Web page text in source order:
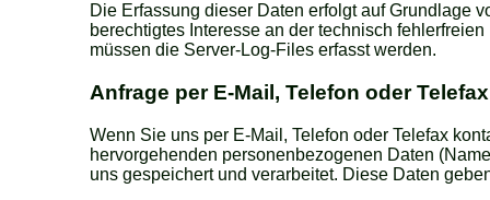
Die Erfassung dieser Daten erfolgt auf Grundlage
berechtigtes Interesse an der technisch
müssen die Server-Log-Files erfasst werden.
Anfrage per E-Mail, Telefon oder Telefax
Wenn Sie uns per E-Mail, Telefon oder Telefax
hervorgehenden personenbezogenen Daten
uns gespeichert und verarbeitet. Diese Daten